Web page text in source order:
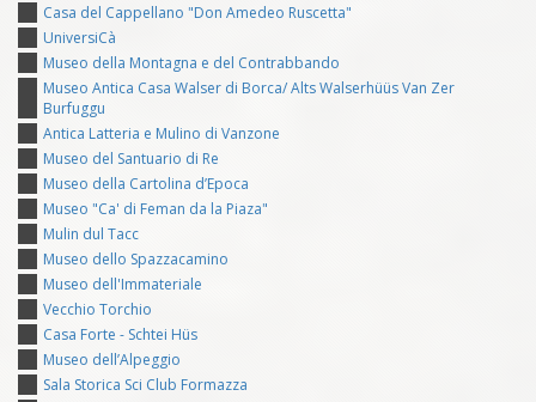
Casa del Cappellano "Don Amedeo Ruscetta"
UniversiCà
Museo della Montagna e del Contrabbando
Museo Antica Casa Walser di Borca/ Alts Walserhüüs Van Zer
Burfuggu
Antica Latteria e Mulino di Vanzone
Museo del Santuario di Re
Museo della Cartolina d’Epoca
Museo "Ca' di Feman da la Piaza"
Mulin dul Tacc
Museo dello Spazzacamino
Museo dell'Immateriale
Vecchio Torchio
Casa Forte - Schtei Hüs
Museo dell’Alpeggio
Sala Storica Sci Club Formazza